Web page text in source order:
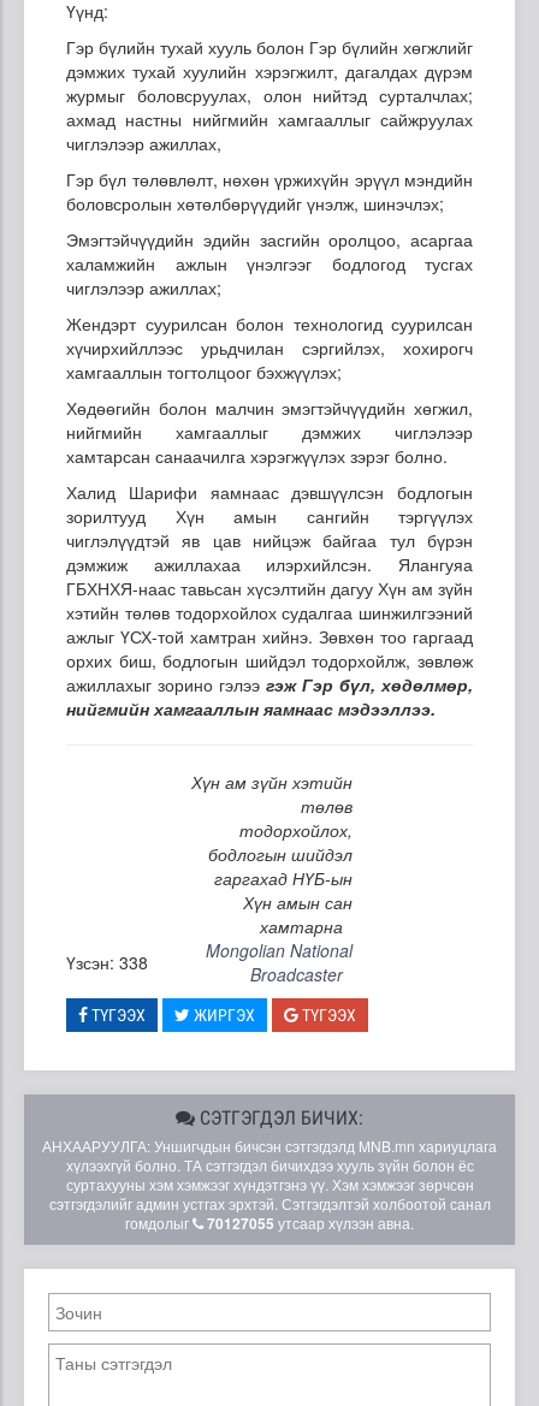
Үүнд:
Гэр бүлийн тухай хууль болон Гэр бүлийн хөгжлийг
дэмжих тухай хуулийн хэрэгжилт, дагалдах дүрэм
журмыг боловсруулах, олон нийтэд сурталчлах;
ахмад настны нийгмийн хамгааллыг сайжруулах
чиглэлээр ажиллах,
Гэр бүл төлөвлөлт, нөхөн үржихүйн эрүүл мэндийн
боловсролын хөтөлбөрүүдийг үнэлж, шинэчлэх;
Эмэгтэйчүүдийн эдийн засгийн оролцоо, асаргаа
халамжийн ажлын үнэлгээг бодлогод тусгах
чиглэлээр ажиллах;
Жендэрт суурилсан болон технологид суурилсан
хүчирхийллээс урьдчилан сэргийлэх, хохирогч
хамгааллын тогтолцоог бэхжүүлэх;
Хөдөөгийн болон малчин эмэгтэйчүүдийн хөгжил,
нийгмийн хамгааллыг дэмжих чиглэлээр
хамтарсан санаачилга хэрэгжүүлэх зэрэг болно.
Халид Шарифи яамнаас дэвшүүлсэн бодлогын
зорилтууд Хүн амын сангийн тэргүүлэх
чиглэлүүдтэй яв цав нийцэж байгаа тул бүрэн
дэмжиж ажиллахаа илэрхийлсэн. Ялангуяа
ГБХНХЯ-наас тавьсан хүсэлтийн дагуу Хүн ам зүйн
хэтийн төлөв тодорхойлох судалгаа шинжилгээний
ажлыг ҮСХ-той хамтран хийнэ. Зөвхөн тоо гаргаад
орхих биш, бодлогын шийдэл тодорхойлж, зөвлөж
ажиллахыг зорино гэлээ гэж Гэр бүл, хөдөлмөр,
нийгмийн хамгааллын яамнаас мэдээллээ.
Хүн ам зүйн хэтийн
төлөв
тодорхойлох,
бодлогын шийдэл
гаргахад НҮБ-ын
Хүн амын сан
хамтарна
Үзсэн: 338
Mongolian National
Broadcaster
ТҮГЭЭХ ЖИРГЭХ ТҮГЭЭХ
СЭТГЭГДЭЛ БИЧИХ:
АНХААРУУЛГА: Уншигчдын бичсэн сэтгэгдэлд MNB.mn хариуцлага
хүлээхгүй болно. ТА сэтгэгдэл бичихдээ хууль зүйн болон ёс
суртахууны хэм хэмжээг хүндэтгэнэ үү. Хэм хэмжээг зөрчсөн
сэтгэгдэлийг админ устгах эрхтэй. Сэтгэгдэлтэй холбоотой санал
гомдолыг
70127055 утсаар хүлээн авна.